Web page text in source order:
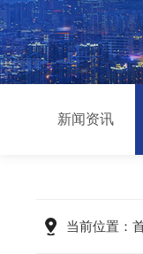
新闻资讯
当前位置：